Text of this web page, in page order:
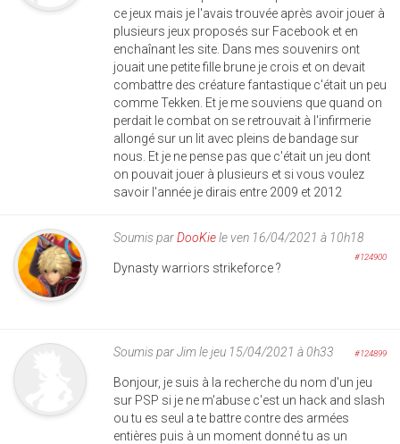
ce jeux mais je l'avais trouvée après avoir jouer à
plusieurs jeux proposés sur Facebook et en
enchaînant les site. Dans mes souvenirs ont
jouait une petite fille brune je crois et on devait
combattre des créature fantastique c'était un peu
comme Tekken. Et je me souviens que quand on
perdait le combat on se retrouvait à l'infirmerie
allongé sur un lit avec pleins de bandage sur
nous. Et je ne pense pas que c'était un jeu dont
on pouvait jouer à plusieurs et si vous voulez
savoir l'année je dirais entre 2009 et 2012
Soumis parDooKiele ven 16/04/2021 à 10h18
#124900
Dynasty warriors strikeforce ?
Soumis parJimle jeu 15/04/2021 à 0h33 #124899
Bonjour, je suis à la recherche du nom d'un jeu
sur PSP si je ne m'abuse c'est un hack and slash
ou tu es seul a te battre contre des armées
entières puis à un moment donné tu as un